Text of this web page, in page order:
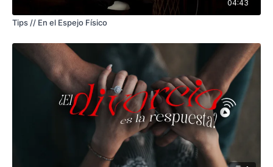
04:43
Tips // En el Espejo Físico